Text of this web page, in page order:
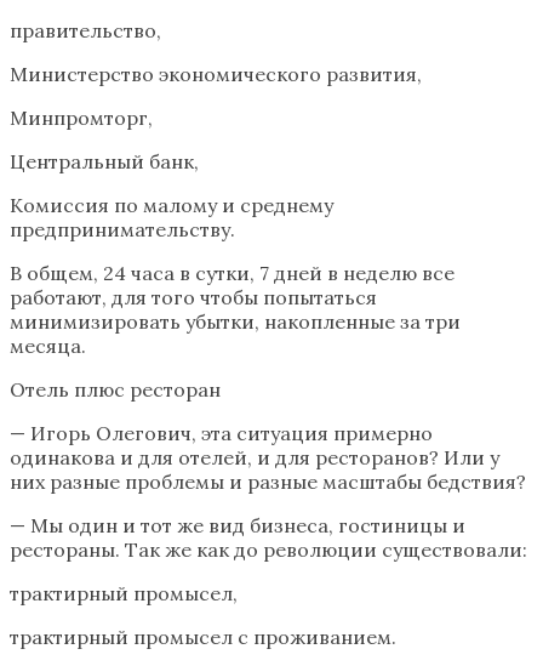
правительство,
Министерство экономического развития,
Минпромторг,
Центральный банк,
Комиссия по малому и среднему
предпринимательству.
В общем, 24 часа в сутки, 7 дней в неделю все
работают, для того чтобы попытаться
минимизировать убытки, накопленные за три
месяца.
Отель плюс ресторан
— Игорь Олегович, эта ситуация примерно
одинакова и для отелей, и для ресторанов? Или у
них разные проблемы и разные масштабы бедствия?
— Мы один и тот же вид бизнеса, гостиницы и
рестораны. Так же как до революции существовали:
трактирный промысел,
трактирный промысел с проживанием.